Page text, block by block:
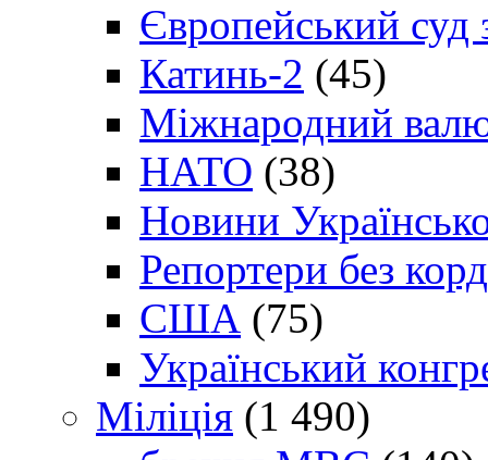
Європейський
Катинь-2 (45)
Міжнародний
НАТО (38)
Новини
Репортери без
США (75)
Український
Міліція (1 490)